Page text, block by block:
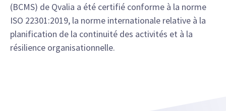
(BCMS) de Qvalia a été certifié conforme à la norme
ISO 22301:2019, la norme internationale relative à la
planification de la continuité des activités et à la
résilience organisationnelle.